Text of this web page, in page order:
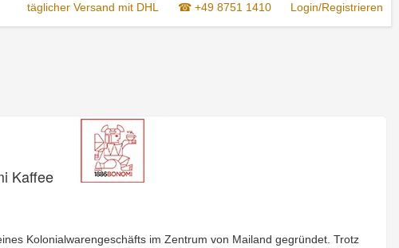
täglicher Versand mit DHL ☎ +49 8751 1410 Login/Registrieren
Kaffee
Kolonialwarengeschäfts im Zentrum von Mailand gegründet. Trotz